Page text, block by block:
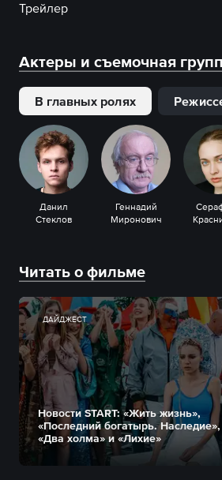
Трейлер
Актеры и съемочная
В главных ролях
Данил
Стеклов
Геннадий
Миронович
Читать о фильме
ДАЙДЖЕСТ
Новости START: «Жить жизнь»,
«Последний богатырь. Наследие»,
«Два холма» и «Лихие»